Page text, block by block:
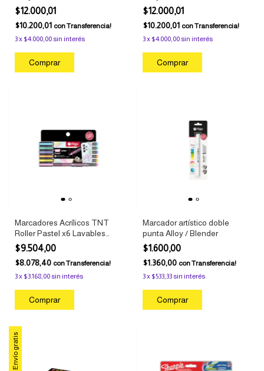
$12.000,01
$10.200,01 conTransferencia!
3x $4.000,00sin interés
$12.000,01
$10.200,01 conTransferencia!
3x $4.000,00sin interés
Marcadores Acrílicos TNT
Roller Pastel x6 Lavables
Punta Redonda Filgo
$9.504,00
$8.078,40 conTransferencia!
3x $3.168,00sin interés
Marcador artístico doble
punta Alloy / Blender
$1.600,00
$1.360,00 conTransferencia!
3x $533,33sin interés
Envío gratis